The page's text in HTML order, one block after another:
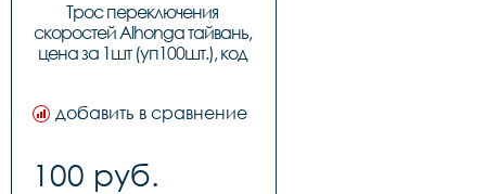
Трос переключения
скоростей Alhonga тайвань,
цена за 1шт (уп100шт.), код
добавить в сравнение
100 руб.